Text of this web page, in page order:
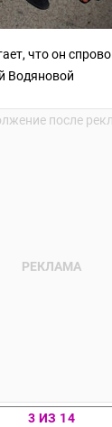
что он
Водяновой
3 ИЗ 14